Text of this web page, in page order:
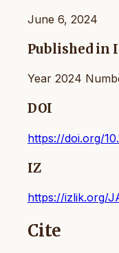
June 6, 2024
Published in
Year 2024
DOI
https://doi.org/
IZ
https://izlik.org/
Cite